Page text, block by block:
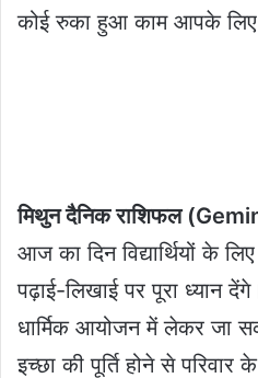
कोई रुका हुआ काम आपके
मिथुन दैनिक राशिफल
आज का दिन विद्यार्थियों के
पढ़ाई-लिखाई पर पूरा ध्यान
धार्मिक आयोजन में लेकर जा
इच्छा की पूर्ति होने से